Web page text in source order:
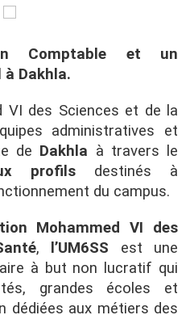
Comptable et un
Dakhla.
VI des Sciences et de la
administratives et
de Dakhla à travers le
profils destinés à
du campus.
Mohammed VI des
, l’UM6SS est une
à but non lucratif qui
grandes écoles et
dédiées aux métiers des